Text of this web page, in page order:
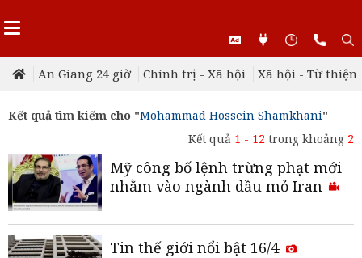
An Giang 24 giờ Chính trị - Xã hội Xã hội - Từ thiện
Kết quả tìm kiếm cho "Mohammad Hossein Shamkhani"
Kết quả 1 - 12 trong khoảng 2
Mỹ công bố lệnh trừng phạt mới
nhằm vào ngành dầu mỏ Iran
Tin thế giới nổi bật 16/4